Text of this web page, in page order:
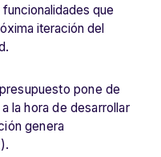
que
iteración del
pone de
la hora de desarrollar
genera